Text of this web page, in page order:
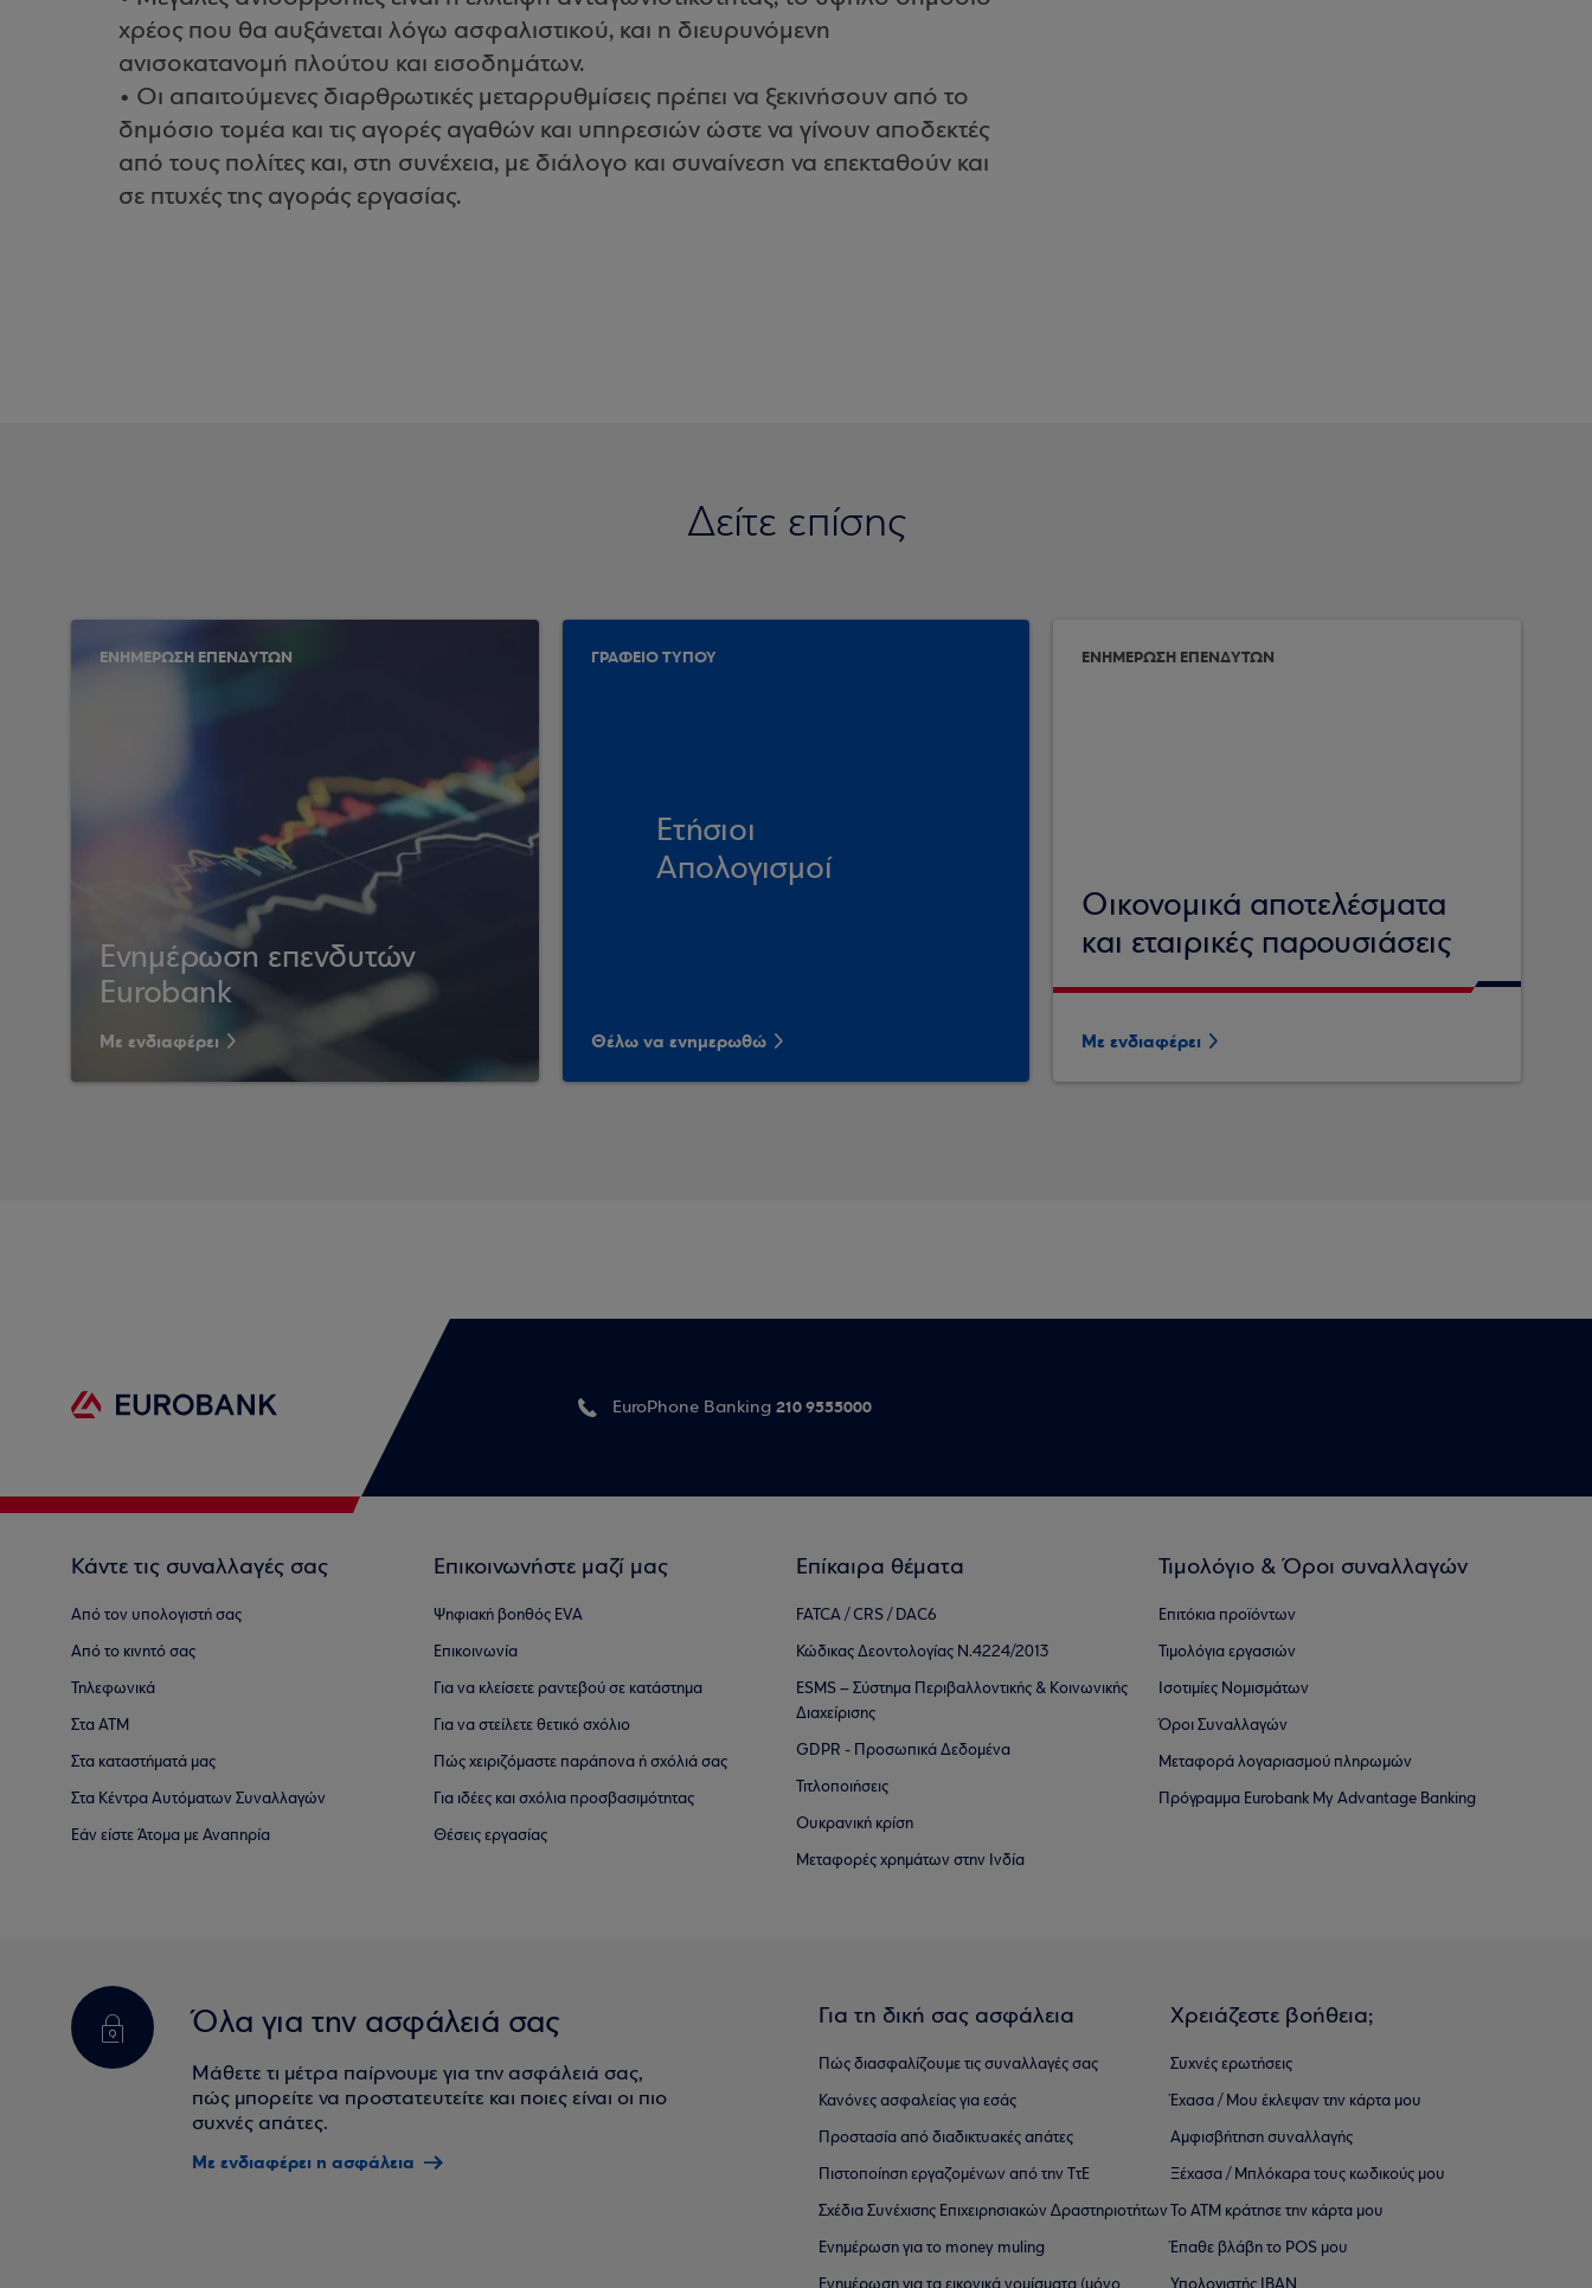
χρέος που θα αυξάνεται λόγω ασφαλιστικού, και η διευρυνόμενη
ανισοκατανομή πλούτου και εισοδημάτων.
• Οι απαιτούμενες διαρθρωτικές μεταρρυθμίσεις πρέπει να ξεκινήσουν από το
δημόσιο τομέα και τις αγορές αγαθών και υπηρεσιών ώστε να γίνουν αποδεκτές
από τους πολίτες και, στη συνέχεια, με διάλογο και συναίνεση να επεκταθούν και
σε πτυχές της αγοράς εργασίας.
Δείτε επίσης
ΕΝΗΜΕΡΩΣΗ ΕΠΕΝΔΥΤΩΝ
Ενημέρωση επενδυτών
Eurobank
Με ενδιαφέρει
ΓΡΑΦΕΙΟ ΤΥΠΟΥ
Ετήσιοι
Απολογισμοί
Θέλω να ενημερωθώ
ΕΝΗΜΕΡΩΣΗ ΕΠΕΝΔΥΤΩΝ
Οικονομικά αποτελέσματα
και εταιρικές παρουσιάσεις
Με ενδιαφέρει
EuroPhone Banking 210 9555000
Κάντε τις συναλλαγές σας
Από τον υπολογιστή σας
Από το κινητό σας
Τηλεφωνικά
Στα ΑΤΜ
Στα καταστήματά μας
Στα Κέντρα Αυτόματων Συναλλαγών
Εάν είστε Άτομα με Αναπηρία
Επικοινωνήστε μαζί μας
Ψηφιακή βοηθός EVA
Επικοινωνία
Για να κλείσετε ραντεβού σε κατάστημα
Για να στείλετε θετικό σχόλιο
Πώς χειριζόμαστε παράπονα ή σχόλιά σας
Για ιδέες και σχόλια προσβασιμότητας
Θέσεις εργασίας
Επίκαιρα θέματα
FATCA / CRS / DAC6
Κώδικας Δεοντολογίας Ν.4224/2013
ESMS – Σύστημα Περιβαλλοντικής & Κοινωνικής
Διαχείρισης
GDPR - Προσωπικά Δεδομένα
Τιτλοποιήσεις
Ουκρανική κρίση
Μεταφορές χρημάτων στην Ινδία
Τιμολόγιο & Όροι συναλλαγών
Επιτόκια προϊόντων
Τιμολόγια εργασιών
Ισοτιμίες Νομισμάτων
Όροι Συναλλαγών
Μεταφορά λογαριασμού πληρωμών
Πρόγραμμα Eurobank My Advantage Banking
Όλα για την ασφάλειά σας
Μάθετε τι μέτρα παίρνουμε για την ασφάλειά σας,
πώς μπορείτε να προστατευτείτε και ποιες είναι οι πιο
συχνές απάτες.
Με ενδιαφέρει η ασφάλεια
Για τη δική σας ασφάλεια
Πώς διασφαλίζουμε τις συναλλαγές σας
Κανόνες ασφαλείας για εσάς
Προστασία από διαδικτυακές απάτες
Πιστοποίηση εργαζομένων από την ΤτΕ
Σχέδια Συνέχισης Επιχειρησιακών ∆ραστηριοτήτων
Ενημέρωση για το money muling
Χρειάζεστε βοήθεια;
Συχνές ερωτήσεις
Έχασα / Μου έκλεψαν την κάρτα μου
Αμφισβήτηση συναλλαγής
Ξέχασα / Μπλόκαρα τους κωδικούς μου
Το ΑΤΜ κράτησε την κάρτα μου
Έπαθε βλάβη το POS μου